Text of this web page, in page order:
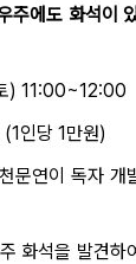
주에도 화석이
) 11:00~12:00
인당 1만원)
문연이 독자
화석을 발견하